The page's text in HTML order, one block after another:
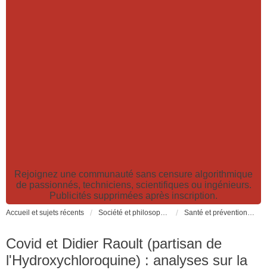
Rejoignez une communauté sans censure algorithmique
de passionnés, techniciens, scientifiques ou ingénieurs.
Publicités supprimées après inscription.
Accueil et sujets récents Société et philosophie. Sciences et technologies. Santé et prévention. Santé et prévention. Pollutions, causes et effets des risques environnementaux
Covid et Didier Raoult (partisan de
l'Hydroxychloroquine) : analyses sur la